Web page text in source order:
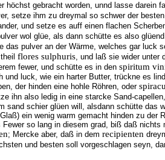
höchst gebracht worden, unnd lasse darein
setze ihm zu dreymal so schwer der
und setze es auff einen flachen
wol glüe, als dann schütte es also
das pulver an der Wärme, welches gar luck
flores sulphuris, und laß sie wider unter
fewer, und schütte es in den spiritum
luck, wie ein harter Butter, trückne es
der hinden eine hohle Röhren, oder
ihn also ledig in eine starcke Sand-
sand schier glüen will, alsdann schütte das
ein wenig warm gemacht hinden zu der
so lang in diesem grad, biß daß nichts
; Mercke aber, daß in dem recipienten
und besten soll vorgeschlagen seyn,